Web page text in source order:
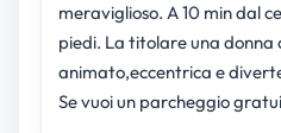
meraviglioso. A 10 min dal centro di Desenzano a
piedi. La titolare una donna
animato,eccentrica e
Se vuoi un parcheggio